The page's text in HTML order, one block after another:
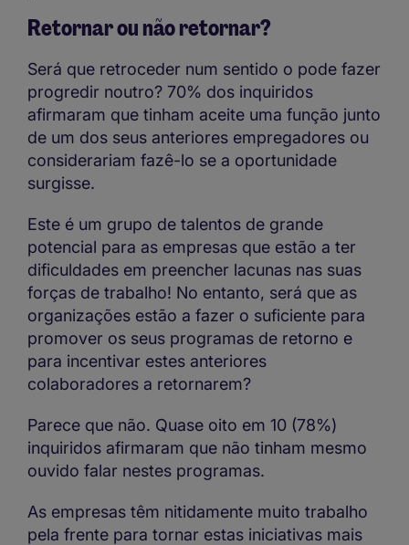
Retornar ou não retornar?
Será que retroceder num sentido o pode fazer
progredir noutro? 70% dos inquiridos
afirmaram que tinham aceite uma função junto
de um dos seus anteriores empregadores ou
considerariam fazê-lo se a oportunidade
surgisse.
Este é um grupo de talentos de grande
potencial para as empresas que estão a ter
dificuldades em preencher lacunas nas suas
forças de trabalho! No entanto, será que as
organizações estão a fazer o suficiente para
promover os seus programas de retorno e
para incentivar estes anteriores
colaboradores a retornarem?
Parece que não. Quase oito em 10 (78%)
inquiridos afirmaram que não tinham mesmo
ouvido falar nestes programas.
As empresas têm nitidamente muito trabalho
pela frente para tornar estas iniciativas mais